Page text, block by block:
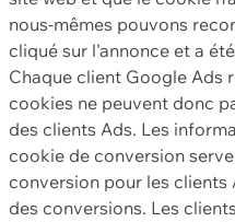
nous-mêmes pouvons
cliqué sur l'annonce et a
Chaque client Google Ads
cookies ne peuvent donc
des clients Ads. Les
cookie de conversion
conversion pour les
des conversions. Les